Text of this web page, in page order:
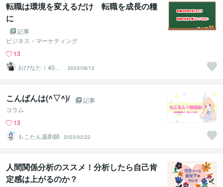
転職は環境を変えるだけ 転職を成長の糧
に
記事
ビジネス・マーケティング
13
おびなた｜40
代・50代の就活
サポーター
2023/08/12
こんばんは(^▽^)/
記事
コラム
13
もこたん薬剤師 2023/02/22
人間関係分析のススメ！分析したら自己肯
定感は上がるのか？